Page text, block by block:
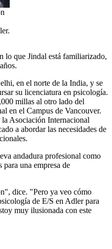
lo que Jindal está familiarizado,
en el norte de la India, y se
su licenciatura en psicología.
millas al otro lado del
en el Campus de Vancouver.
Asociación Internacional
a abordar las necesidades de
andadura profesional como
una empresa de
dice. "Pero ya veo cómo
de E/S en Adler para
muy ilusionada con este